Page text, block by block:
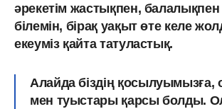
әрекетім жастықпен,
білемін, бірақ уақыт өте келе
екеуміз қайта татуластық.
Алайда біздің
мен туыстары қарсы болды.